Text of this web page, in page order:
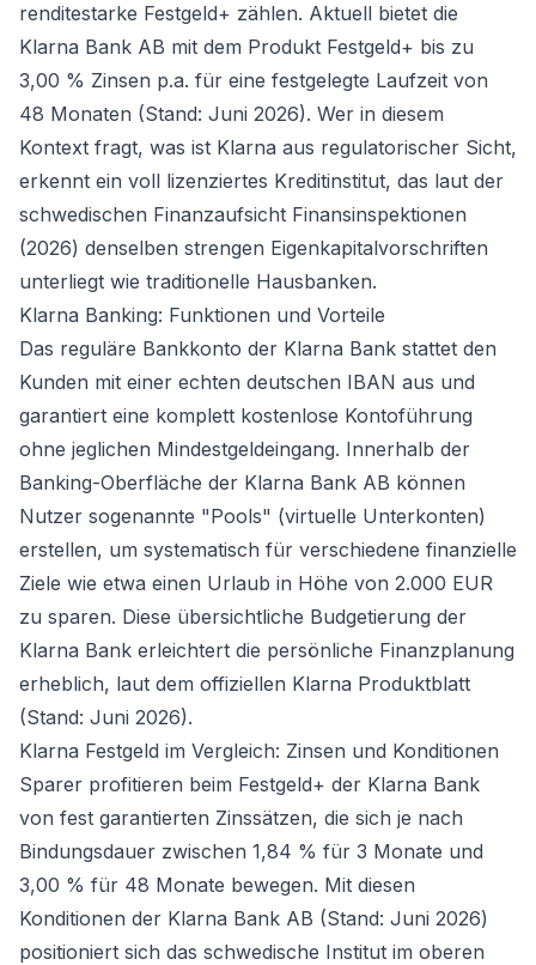
renditestarke Festgeld+ zählen. Aktuell bietet die
Klarna Bank AB mit dem Produkt Festgeld+ bis zu
3,00 % Zinsen p.a. für eine festgelegte Laufzeit von
48 Monaten (Stand: Juni 2026). Wer in diesem
Kontext fragt, was ist Klarna aus regulatorischer Sicht,
erkennt ein voll lizenziertes Kreditinstitut, das laut der
schwedischen Finanzaufsicht Finansinspektionen
(2026) denselben strengen Eigenkapitalvorschriften
unterliegt wie traditionelle Hausbanken.
Klarna Banking: Funktionen und Vorteile
Das reguläre Bankkonto der Klarna Bank stattet den
Kunden mit einer echten deutschen IBAN aus und
garantiert eine komplett kostenlose Kontoführung
ohne jeglichen Mindestgeldeingang. Innerhalb der
Banking-Oberfläche der Klarna Bank AB können
Nutzer sogenannte "Pools" (virtuelle Unterkonten)
erstellen, um systematisch für verschiedene finanzielle
Ziele wie etwa einen Urlaub in Höhe von 2.000 EUR
zu sparen. Diese übersichtliche Budgetierung der
Klarna Bank erleichtert die persönliche Finanzplanung
erheblich, laut dem offiziellen Klarna Produktblatt
(Stand: Juni 2026).
Klarna Festgeld im Vergleich: Zinsen und Konditionen
Sparer profitieren beim Festgeld+ der Klarna Bank
von fest garantierten Zinssätzen, die sich je nach
Bindungsdauer zwischen 1,84 % für 3 Monate und
3,00 % für 48 Monate bewegen. Mit diesen
Konditionen der Klarna Bank AB (Stand: Juni 2026)
positioniert sich das schwedische Institut im oberen